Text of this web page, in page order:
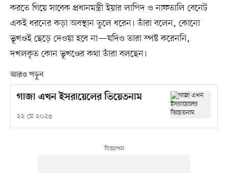
করতে গিয়ে সাবেক প্রধানমন্ত্রী ইয়ার লাপিদ ও নাফতালি বেনেট
একই ধরনের কড়া অবস্থান তুলে ধরেন। তাঁরা বলেন, কোনো
ভূখণ্ডই ছেড়ে দেওয়া হবে না—যদিও তারা স্পষ্ট করেননি,
দখলকৃত কোন ভূখণ্ডের কথা তাঁরা বলছেন।
আরও পড়ুন
গাজা এখন ইসরায়েলের ভিয়েতনাম
২২ মে ২০২৫